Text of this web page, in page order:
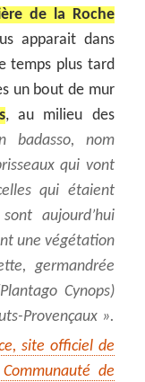
de la Roche
apparait dans
temps plus tard
un bout de mur
, au milieu des
badasso, nom
qui vont
qui étaient
aujourd’hui
une végétation
germandrée
Cynops)
Provençaux ».
site officiel de
de